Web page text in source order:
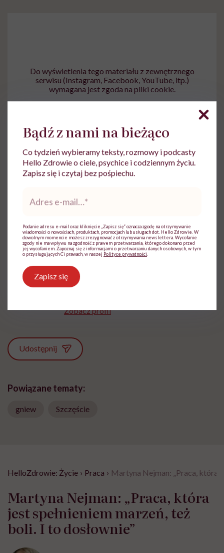
Do wyświetlenia tego materiału z zewnętrznego
serwisu (Instagram, Facebook, YouTube, itp.)
wymagana jest zgoda na pliki cookie.
Zmień ustawienia
Ewelina Kaczmarczyk
Dziennikarka, której temat zdrowia zawsze
był bliski. Związana była m.in. z TVN,
Zobacz profil
Udostępnij
Powiązane tematy:
gniew Szczęście
HelloZdrowie: Życie › Praca › Martyna Nejman: „Praca, która
Martyna Nejman: „Praca, która
jest spełnieniem marzeń, też
boli. I to dosłownie”
Bądź z nami na bieżąco
Co tydzień wybieramy teksty, rozmowy i podcasty
Hello Zdrowie o ciele, psychice i codziennym życiu.
Zapisz się i czytaj bez pośpiechu.
mail*
Podanie adresu e-mail oraz kliknięcie „Zapisz się” oznacza zgodę na otrzymywanie
wiadomości o nowościach, produktach, promocjach lub usługach dot. Hello Zdrowie. W
dowolnym momencie możesz zrezygnować z otrzymywania newslettera. Wycofanie
zgody nie ma wpływu na zgodność z prawem przetwarzania, którego dokonano przed
jej wycofaniem. Zapoznaj się z informacjami o przetwarzaniu danych osobowych, w tym
o przysługujących Ci prawach, w naszej Polityce prywatności
Zapisz się